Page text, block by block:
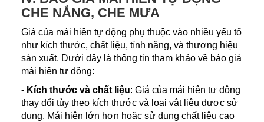
CHE NẮNG, CHE MƯA
Giá của mái hiên tự động phụ thuộc vào nhiều yếu tố
như kích thước, chất liệu, tính năng, và thương hiệu
sản xuất. Dưới đây là thông tin tham khảo về báo giá
mái hiên tự động:
- Kích thước và chất liệu: Giá của mái hiên tự động
thay đổi tùy theo kích thước và loại vật liệu được sử
dụng. Mái hiên lớn hơn hoặc sử dụng chất liệu cao